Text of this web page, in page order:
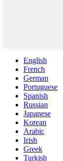
English
French
German
Portuguese
Spanish
Russian
Japanese
Korean
Arabic
Irish
Greek
Turkish